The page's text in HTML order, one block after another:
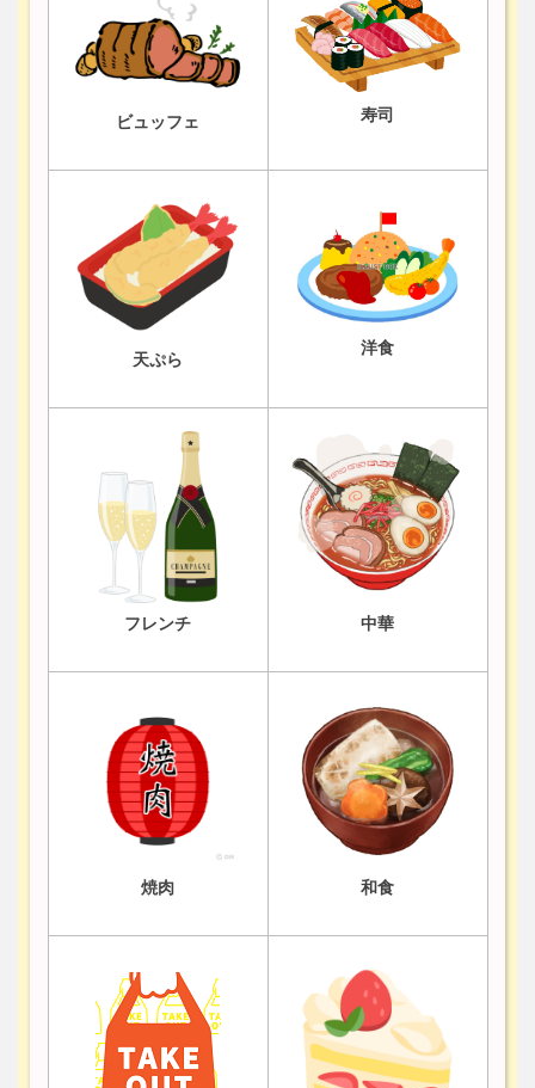
ビュッフェ 寿司
天ぷら
洋食
フレンチ 中華
焼肉 和食